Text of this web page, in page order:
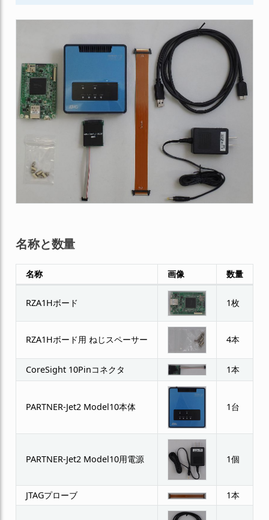
名称と数量
名称 画像 数量
RZA1Hボード 1枚
RZA1Hボード用 ねじスペーサー 4本
CoreSight 10Pinコネクタ 1本
PARTNER-Jet2 Model10本体 1台
PARTNER-Jet2 Model10用電源 1個
JTAGプローブ 1本